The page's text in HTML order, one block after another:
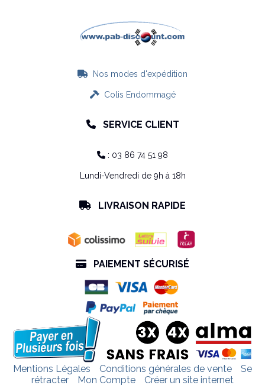
 Nos modes d'expédition
Colis Endommagé
 SERVICE CLIENT
 : 03 86 74 51 98
Lundi-Vendredi de 9h à 18h
 LIVRAISON RAPIDE
 PAIEMENT SÉCURISÉ
Mentions Légales Conditions générales de vente
Se
rétracter
Mon Compte Créer un site internet